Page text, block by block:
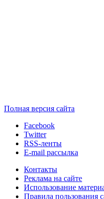
Полная версия сайта
Facebook
Twitter
RSS-ленты
E-mail рассылка
Контакты
Реклама на сайте
Использование
Правила пользования